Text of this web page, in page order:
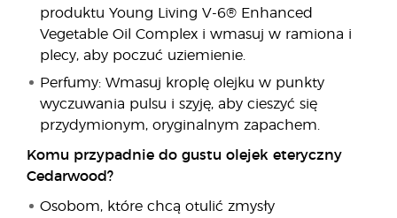
produktu Young Living V-6® Enhanced
Vegetable Oil Complex i wmasuj w ramiona i
plecy, aby poczuć uziemienie.
Perfumy: Wmasuj kroplę olejku w punkty
wyczuwania pulsu i szyję, aby cieszyć się
przydymionym, oryginalnym zapachem.
Komu przypadnie do gustu olejek eteryczny
Cedarwood?
Osobom, które chcą otulić zmysły